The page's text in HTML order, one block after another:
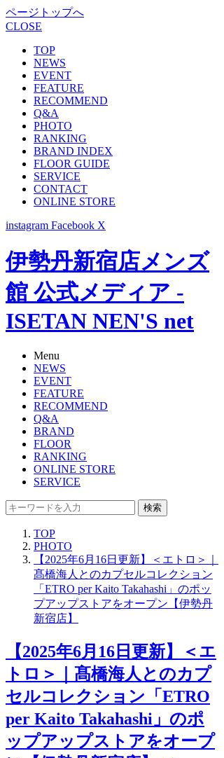
ページトップへ
CLOSE
TOP
NEWS
EVENT
FEATURE
RECOMMEND
Q&A
PHOTO
RANKING
BRAND INDEX
FLOOR GUIDE
SERVICE
CONTACT
ONLINE STORE
instagram Facebook X
伊勢丹新宿店メンズ
館 公式メディア -
ISETAN NEN'S net
Menu
NEWS
EVENT
FEATURE
RECOMMEND
Q&A
BRAND
FLOOR
RANKING
ONLINE STORE
SERVICE
検索
TOP
PHOTO
【2025年6月16日更新】＜エトロ＞｜
髙橋海人とのカプセルコレクション
「ETRO per Kaito Takahashi」のポッ
プアップストアをオープン【伊勢丹
新宿店】
【2025年6月16日更新】＜エ
トロ＞｜髙橋海人とのカプ
セルコレクション「ETRO
per Kaito Takahashi」のポ
ップアップストアをオープ